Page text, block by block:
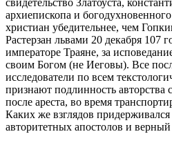
архиепископа и
христиан убедительнее, чем
Растерзан львами 20 декабря 107
императоре Траяне, за
своим Богом (не Иеговы). Все
исследователи по всем
признают подлинность авторства
после ареста, во время
Каких же взглядов
авторитетных апостолов и